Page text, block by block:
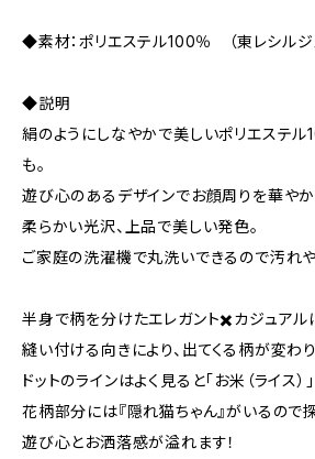
◆素材：ポリエステル100％ （東レシルジ
◆説明
絹のようにしなやかで美しいポリエステ
も。
遊び心のあるデザインでお顔周りを華やか
柔らかい光沢、上品で美しい発色。
ご家庭の洗濯機で丸洗いできるので汚れ
半身で柄を分けたエレガント✖️カジュアル
縫い付ける向きにより、出てくる柄が変わり
ドットのラインはよく見ると「お米（ライス）
花柄部分には『隠れ猫ちゃん』がいるので
遊び心とお洒落感が溢れます！